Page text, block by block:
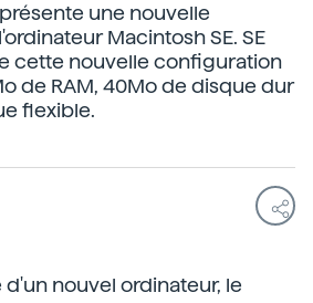
une nouvelle
Macintosh SE. SE
cette nouvelle configuration
de RAM, 40Mo de disque dur
flexible.
d'un nouvel ordinateur, le